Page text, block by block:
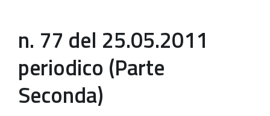
n. 77 del 25.05.2011
periodico (Parte
Seconda)